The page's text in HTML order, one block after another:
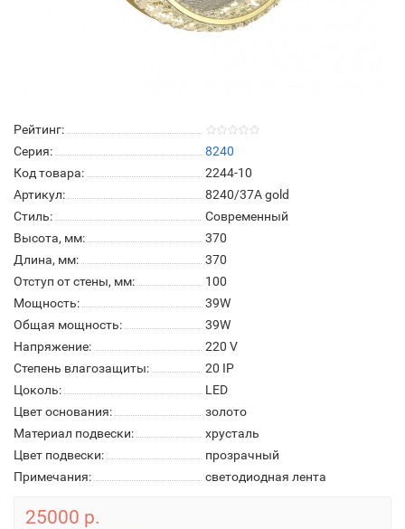
Рейтинг:
Серия:
8240
Код товара:
2244-10
Артикул:
8240/37A gold
Стиль:
Современный
Высота, мм:
370
Длина, мм:
370
Отступ от стены, мм:
100
Мощность:
39W
Общая мощность:
39W
Напряжение:
220 V
Степень влагозащиты:
20 IP
Цоколь:
LED
Цвет основания:
золото
Материал подвески:
хрусталь
Цвет подвески:
прозрачный
Примечания:
светодиодная лента
25000 р.